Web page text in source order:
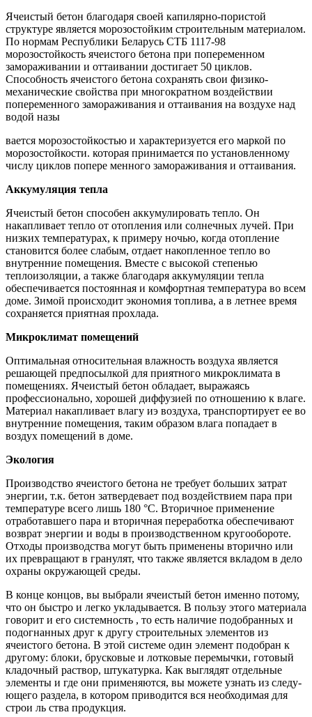
Ячеистый бетон благодаря своей капилярно-пористой
структуре является морозостойким строительным матери­алом.
По нормам Республики Беларусь СТБ 1117-98
морозостойкость ячеисто­го бетона при попеременном
заморажи­вании и оттаивании достигает 50 ци­клов.
Способность ячеистого бетона со­хранять свои физико-
механические свойства при многократном воздейст­вии
попеременного замораживания и оттаивания на воздухе над
водой назы
вается морозостойкостью и характеризуется его маркой по
морозостой­кости. которая принимается по установленному
числу циклов попере менного замораживания и оттаивания.
Аккумуляция тепла
Ячеистый бетон способен аккумулировать тепло. Он
накапливает тепло от отопления или солнечных лучей. При
низких температурах, к примеру ночью, когда отопление
становится более слабым, отдает накопленное тепло во
внутренние помещения. Вместе с высокой степенью
теплоизо­ляции, а также благодаря аккумуляции тепла
обеспечивается постоянная и комфортная температура во всем
доме. Зимой происходит экономия топлива, а в летнее время
сохраняется приятная прохлада.
Микроклимат помещений
Оптимальная относительная влажность воздуха является
решаю­щей предпосылкой для приятного микроклимата в
помещениях. Ячеис­тый бетон обладает, выражаясь
профессионально, хорошей диффузией по отношению к влаге.
Материал накапливает влагу иэ воздуха, транс­портирует ее во
внутренние помещения, таким образом влага попадает в
воздух помещений в доме.
Экология
Производство ячеистого бетона не требует больших затрат
энергии, т.к. бетон затвердевает под воздействием пара при
температуре всего лишь 180 °С. Вторичное применение
отработавшего пара и вторичная переработка обеспечивают
возврат энергии и воды в производственном кругообороте.
Отходы производства могут быть применены вторично или
их превращают в гранулят, что также является вкладом в дело
охраны окружающей среды.
В конце концов, вы выбрали ячеистый бетон именно потому,
что он быстро и легко укладывается. В пользу этого материала
говорит и его системность , то есть наличие подобранных и
подогнанных друг к другу строительных элементов из
ячеистого бетона. В этой системе один элемент подобран к
другому: блоки, брусковые и лотковые пере­мычки, готовый
кладочный раствор, штукатурка. Как выглядят от­дельные
элементы и где они применяются, вы можете узнать из следу­
ющего раздела, в котором приводится вся необходимая для
строи ль ства продукция.